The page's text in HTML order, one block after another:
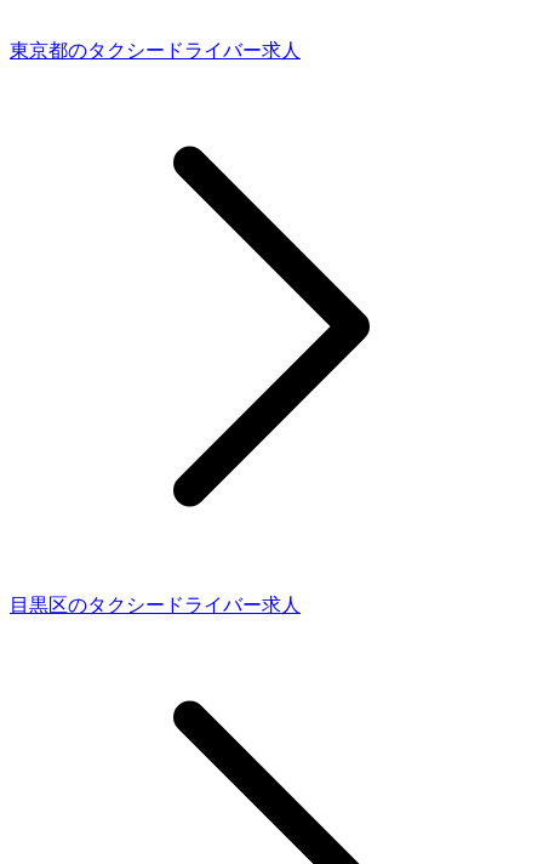
東京都のタクシードライバー求人
目黒区のタクシードライバー求人